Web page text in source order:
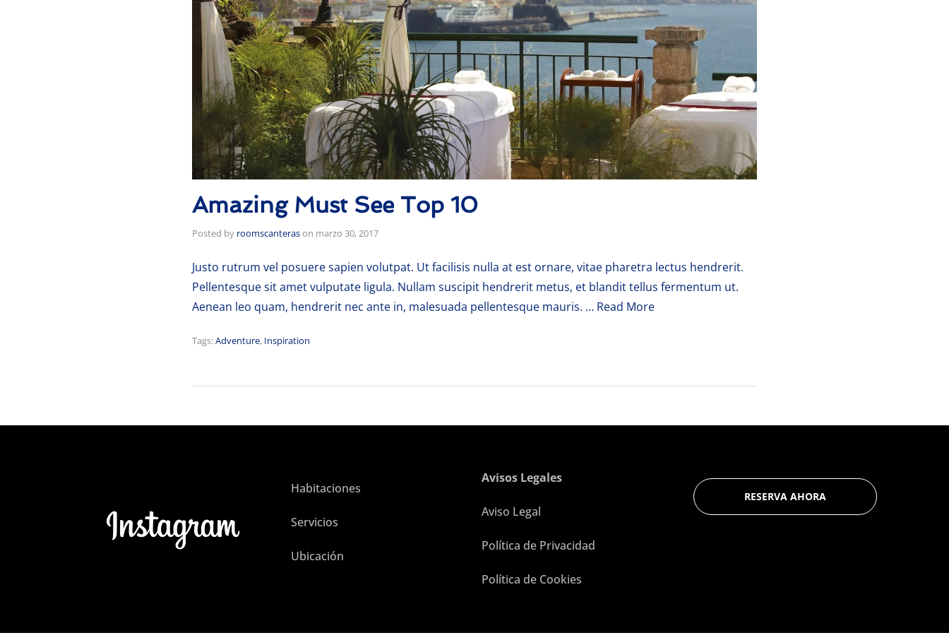
Amazing Must See Top 10
Posted by roomscanterason marzo 30, 2017
Justo rutrum vel posuere sapien volutpat. Ut facilisis nulla at est ornare, vitae pharetra lectus hendrerit.
Pellentesque sit amet vulputate ligula. Nullam suscipit hendrerit metus, et blandit tellus fermentum ut.
Aenean leo quam, hendrerit nec ante in, malesuada pellentesque mauris. … Read More
Tags:Adventure, Inspiration
Habitaciones
Servicios
Ubicación
Avisos Legales
Aviso Legal
Política de Privacidad
Política de Cookies
RESERVA AHORA